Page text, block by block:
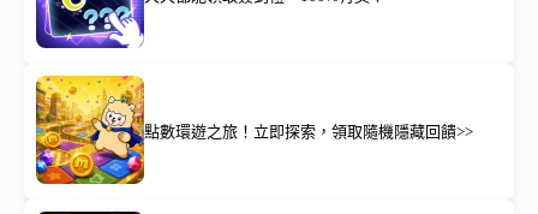
點數環遊之旅！立即探索，領取隨機隱藏回饋>>